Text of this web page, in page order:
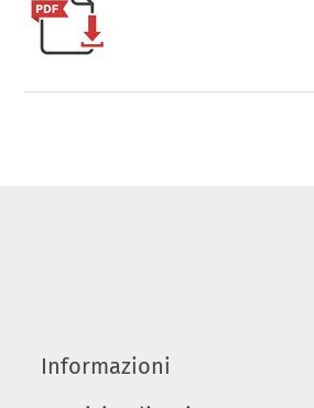
Informazioni